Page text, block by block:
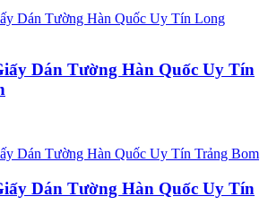
Dán Tường Hàn Quốc Uy Tín
Dán Tường Hàn Quốc Uy Tín